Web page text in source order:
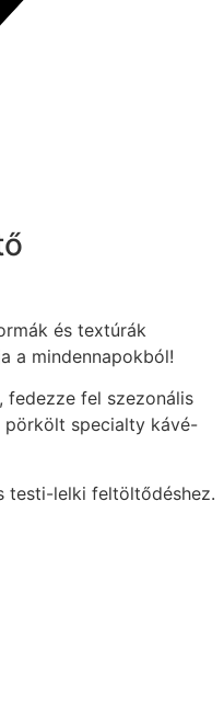
és textúrák
a mindennapokból!
fedezze fel szezonális
pörkölt specialty kávé-
testi-lelki feltöltődéshez.